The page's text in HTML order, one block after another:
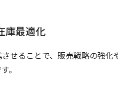
庫最適化
せることで、販売戦略の強化
。